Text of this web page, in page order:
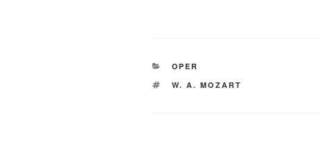
KATEGORIEN
OPER
SCHLAGWÖRTER
W. A. MOZART